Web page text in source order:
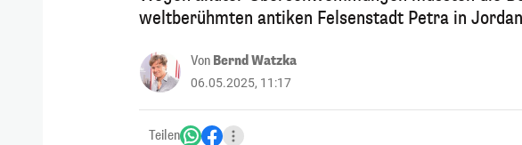
weltberühmten antiken Felsenstadt Petra in
Von Bernd Watzka
06.05.2025, 11:17
Teilen